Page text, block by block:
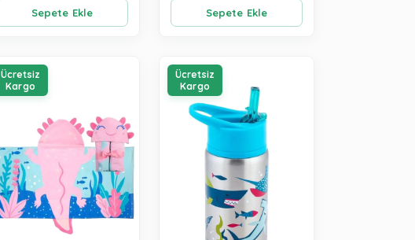
Sepete Ekle Sepete Ekle
Ücretsiz
Kargo
Ücretsiz
Kargo